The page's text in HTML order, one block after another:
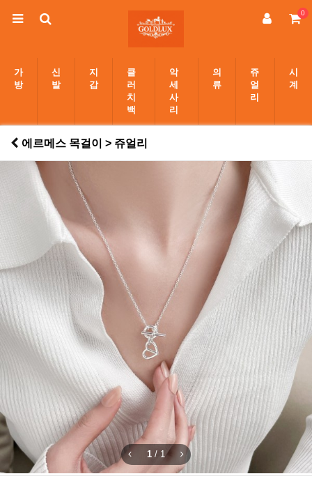
0
가
방
신
발
지
갑
클
러
치
백
악
세
사
리
의
류
쥬
얼
리
시
계
에르메스 목걸이 > 쥬얼리
1 / 1